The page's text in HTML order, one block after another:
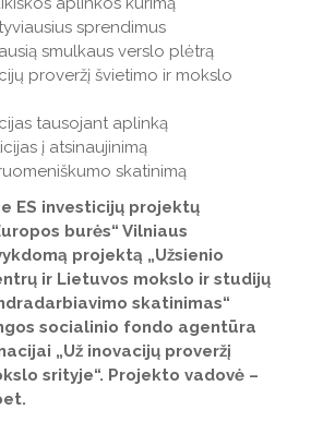
sprendimus
smulkaus verslo plėtrą
proveržį švietimo ir mokslo
tausojant aplinką
į atsinaujinimą
skatinimą
ES investicijų projektų
burės“ Vilniaus
projektą „Užsienio
ir Lietuvos mokslo ir studijų
skatinimas“
socialinio fondo agentūra
„Už inovacijų proveržį
srityje“. Projekto vadovė –